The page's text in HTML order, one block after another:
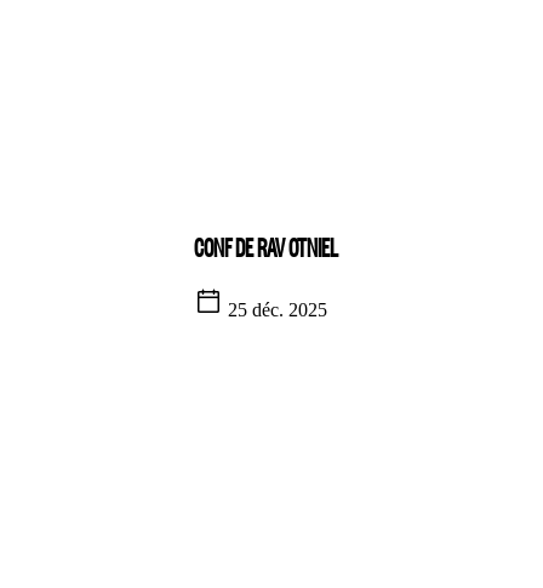
CONF DE RAV OTNIEL
25 déc. 2025